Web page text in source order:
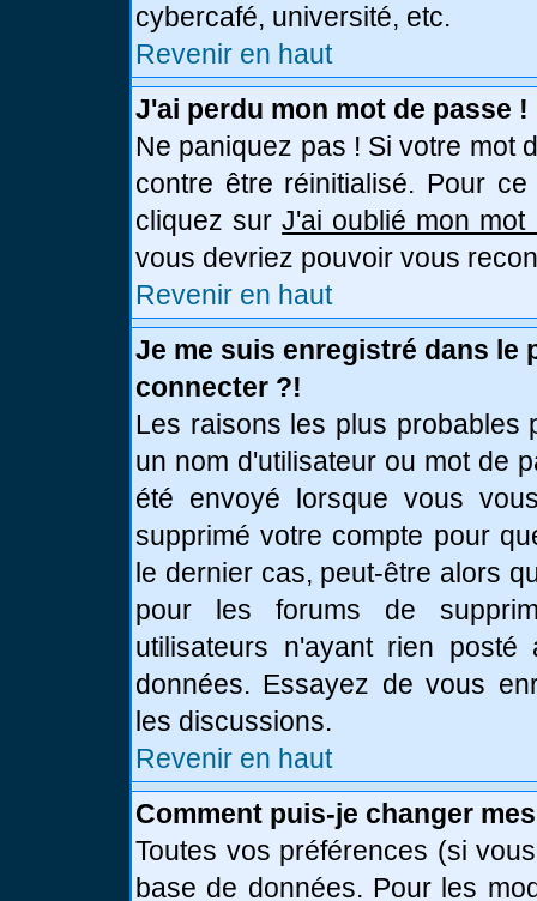
cybercafé, université, etc.
Revenir en haut
J'ai perdu mon mot de passe !
Ne paniquez pas ! Si votre mot
contre être réinitialisé. Pour
cliquez surJ'ai oublié mon mot
vous devriez pouvoir vous
Revenir en haut
Je me suis enregistré dans le
connecter ?!
Les raisons les plus probables
un nom d'utilisateur ou mot de
été envoyé lorsque vous
supprimé votre compte pour
le dernier cas, peut-être alors
pour les forums de
utilisateurs n'ayant rien
données. Essayez de vous
les discussions.
Revenir en haut
Comment puis-je changer
Toutes vos préférences (si
base de données. Pour les